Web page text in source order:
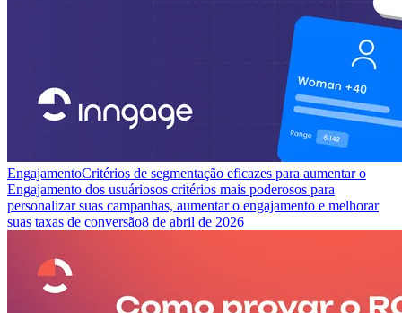
EngajamentoCritérios de segmentação eficazes para aumentar o
Engajamento dos usuáriosos critérios mais poderosos para
personalizar suas campanhas, aumentar o engajamento e melhorar
suas taxas de conversão8 de abril de 2026